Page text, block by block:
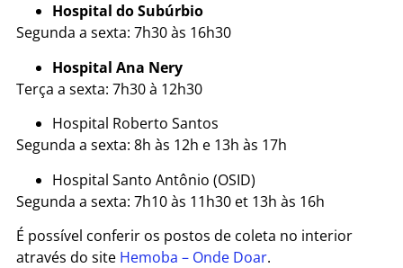
Hospital do Subúrbio
Segunda a sexta: 7h30 às 16h30
Hospital Ana Nery
Terça a sexta: 7h30 à 12h30
Hospital Roberto Santos
Segunda a sexta: 8h às 12h e 13h às 17h
Hospital Santo Antônio (OSID)
Segunda a sexta: 7h10 às 11h30 et 13h às 16h
É possível conferir os postos de coleta no interior
através do site Hemoba – Onde Doar.